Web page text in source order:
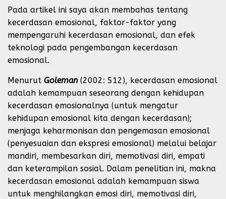
Pada artikel ini saya akan membahas tentang
kecerdasan emosional, faktor-faktor yang
mempengaruhi kecerdasan emosional, dan efek
teknologi pada pengembangan kecerdasan
emosional.
Menurut Goleman(2002: 512), kecerdasan emosional
adalah kemampuan seseorang dengan kehidupan
kecerdasan emosionalnya (untuk mengatur
kehidupan emosional kita dengan kecerdasan);
menjaga keharmonisan dan pengemasan emosional
(penyesuaian dan ekspresi emosional) melalui belajar
mandiri, membesarkan diri, memotivasi diri, empati
dan keterampilan sosial. Dalam penelitian ini, makna
kecerdasan emosional adalah kemampuan siswa
untuk menghilangkan emosi diri, memotivasi diri,